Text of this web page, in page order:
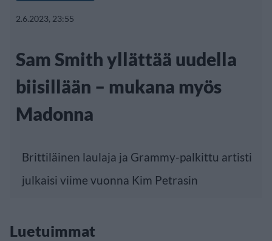
2.6.2023, 23:55
Sam Smith yllättää uudella
biisillään – mukana myös
Madonna
Brittiläinen laulaja ja Grammy-palkittu artisti
julkaisi viime vuonna Kim Petrasin
Luetuimmat